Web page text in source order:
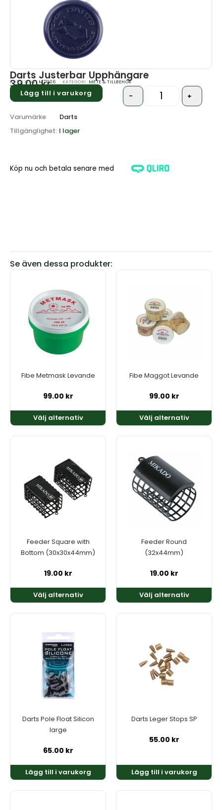
Darts Justerbar Upphängare
ARTIKELNR: M71106 KATEGORI: METE & TILLBEHÖR
39.00kr
Quantity
- +
Lägg till i varukorg
Varumärke
Darts
Tillgänglighet: I lager
Köp nu och betala senare med
Se även dessa produkter:
Fibe Metmask Levande
99.00 kr
Välj alternativ
Den
produkten
varianter.
kan
Fibe Maggot Levande
99.00 kr
Välj alternativ
Den
produkten
varianter.
Feeder Square with
Bottom (30x30x44mm)
19.00 kr
Välj alternativ
Den
flera
varianter.
väljas
produktsidan
Feeder Round
(32x44mm)
19.00 kr
Välj alternativ
Den
produkten
varianter.
produktsidan
Darts Pole Float Silicon
large
65.00 kr
Lägg till i varukorg
Darts Leger Stops SP
55.00 kr
Lägg till i varukorg